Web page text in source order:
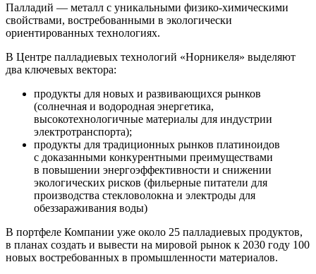
Палладий — металл с уникальными физико-химическими
свойствами, востребованными в экологически
ориентированных технологиях.
В Центре палладиевых технологий «Норникеля» выделяют
два ключевых вектора:
продукты для новых и развивающихся рынков
(солнечная и водородная энергетика,
высокотехнологичные материалы для индустрии
электротранспорта);
продукты для традиционных рынков платиноидов
с доказанными конкурентными преимуществами
в повышении энергоэффективности и снижении
экологических рисков (фильерные питатели для
производства стекловолокна и электроды для
обеззараживания воды)
В портфеле Компании уже около 25 палладиевых продуктов,
в планах создать и вывести на мировой рынок к 2030 году 100
новых востребованных в промышленности материалов.